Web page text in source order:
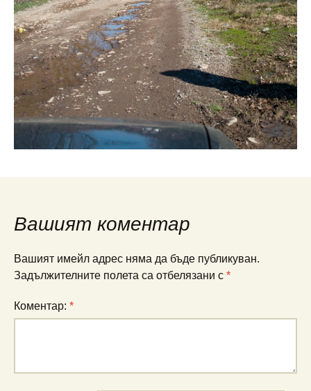
Вашият коментар
Вашият имейл адрес няма да бъде публикуван.
Задължителните полета са отбелязани с *
Коментар: *